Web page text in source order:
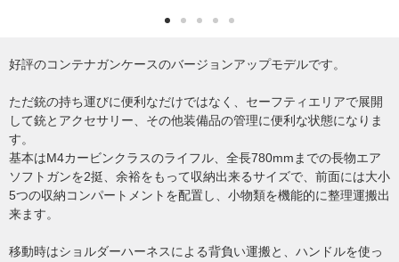
好評のコンテナガンケースのバージョンアップモデルです。
ただ銃の持ち運びに便利なだけではなく、セーフティエリアで展開
して銃とアクセサリー、その他装備品の管理に便利な状態になりま
す。
基本はM4カービンクラスのライフル、全長780mmまでの長物エア
ソフトガンを2挺、余裕をもって収納出来るサイズで、前面には大小
5つの収納コンパートメントを配置し、小物類を機能的に整理運搬出
来ます。
移動時はショルダーハーネスによる背負い運搬と、ハンドルを使っ